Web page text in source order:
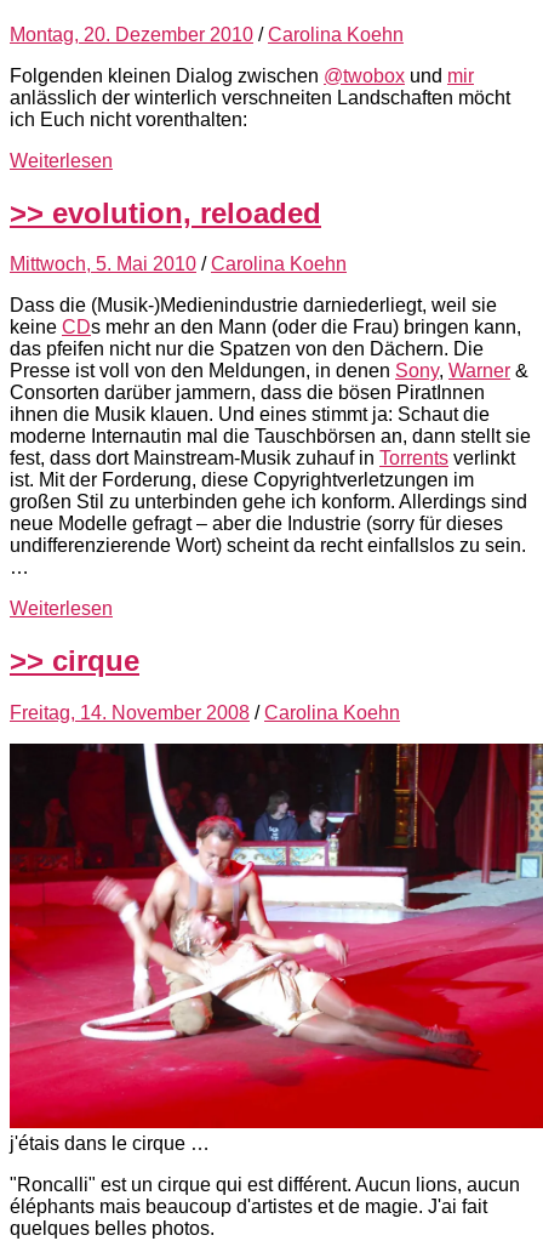
Montag, 20. Dezember 2010 /Carolina Koehn
Folgenden kleinen Dialog zwischen @twobox und mir
anlässlich der winterlich verschneiten Landschaften möcht
ich Euch nicht vorenthalten:
Weiterlesen
>> evolution, reloaded
Mittwoch, 5. Mai 2010 /Carolina Koehn
Dass die (Musik-)Medienindustrie darniederliegt, weil sie
keine CDs mehr an den Mann (oder die Frau) bringen kann,
das pfeifen nicht nur die Spatzen von den Dächern. Die
Presse ist voll von den Meldungen, in denen Sony, Warner &
Consorten darüber jammern, dass die bösen PiratInnen
ihnen die Musik klauen. Und eines stimmt ja: Schaut die
moderne Internautin mal die Tauschbörsen an, dann stellt sie
fest, dass dort Mainstream-Musik zuhauf in Torrents verlinkt
ist. Mit der Forderung, diese Copyrightverletzungen im
großen Stil zu unterbinden gehe ich konform. Allerdings sind
neue Modelle gefragt – aber die Industrie (sorry für dieses
undifferenzierende Wort) scheint da recht einfallslos zu sein.
…
Weiterlesen
>> cirque
Freitag, 14. November 2008 /Carolina Koehn
j'étais dans le cirque …
"Roncalli" est un cirque qui est différent. Aucun lions, aucun
éléphants mais beaucoup d'artistes et de magie. J'ai fait
quelques belles photos.